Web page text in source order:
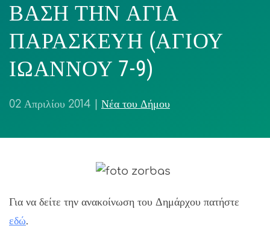
ΒΑΣΗ ΤΗΝ ΑΓΙΑ
ΠΑΡΑΣΚΕΥΗ (ΑΓΙΟΥ
ΙΩΑΝΝΟΥ 7-9)
02 Απριλίου 2014 Νέα του Δήμου
Για να δείτε την ανακοίνωση του Δημάρχου πατήστε
εδώ.